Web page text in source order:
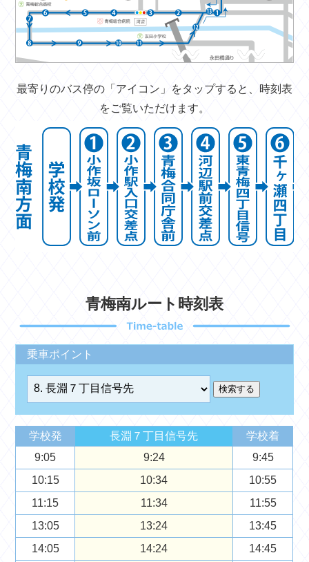
最寄りのバス停の「アイコン」をタップすると、時刻表
をご覧いただけます。
青梅南ルート時刻表
乗車ポイント
学校発 長淵７丁目信号先
学校着
9:05
9:24
9:45
10:15
10:34
10:55
11:15
11:34
11:55
13:05
13:24
13:45
14:05
14:24
14:45